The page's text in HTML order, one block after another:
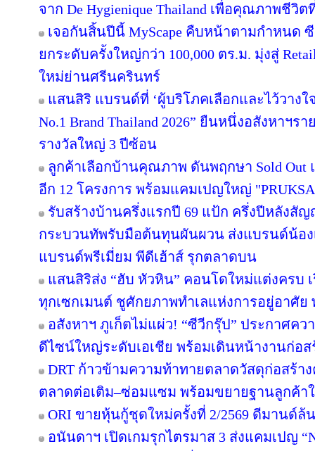
จาก De Hygienique Thailand เพื่อคุณภาพชี
เจอกันสิ้นปีนี้ MyScape คืบหน้าตามกำหนด
ยกระดับครั้งใหญ่กว่า 100,000 ตร.ม. มุ่งสู่
ใหม่ย่านศรีนครินทร์
แสนสิริ แบรนด์ที่ ‘ผู้บริโภคเลือกและไว้วางใ
No.1 Brand Thailand 2026” ยืนหนึ่งอสังหาฯร
รางวัลใหญ่ 3 ปีซ้อน
ลูกค้าเลือกบ้านคุณภาพ ดันพฤกษา Sold Out
อีก 12 โครงการ พร้อมแคมเปญใหญ่ "PRUKSA
รับสร้างบ้านครึ่งแรกปี 69 แป้ก ครึ่งปีหลัง
กระบวนทัพรับมือต้นทุนผันผวน ส่งแบรนด์น้อง
แบรนด์พรีเมี่ยม พีดีเฮ้าส์ รุกตลาดบน
แสนสิริส่ง “ฮับ หัวหิน” คอนโดใหม่แต่งครบ
ทุกเซกเมนต์ ชูศักยภาพทำเลแห่งการอยู่อาศั
อสังหาฯ ภูเก็ตไม่แผ่ว! “ซีวีกรุ๊ป” ประกาศคว
ดีไซน์ใหญ่ระดับเอเชีย พร้อมเดินหน้างานก่อส
DRT ก้าวข้ามความท้าทายตลาดวัสดุก่อสร้า
ตลาดต่อเติม–ซ่อมแซม พร้อมขยายฐานลูกค้
ORI ขายหุ้นกู้ชุดใหม่ครั้งที่ 2/2569 ดีมานด์ล้
อนันดาฯ เปิดเกมรุกไตรมาส 3 ส่งแคมเปญ